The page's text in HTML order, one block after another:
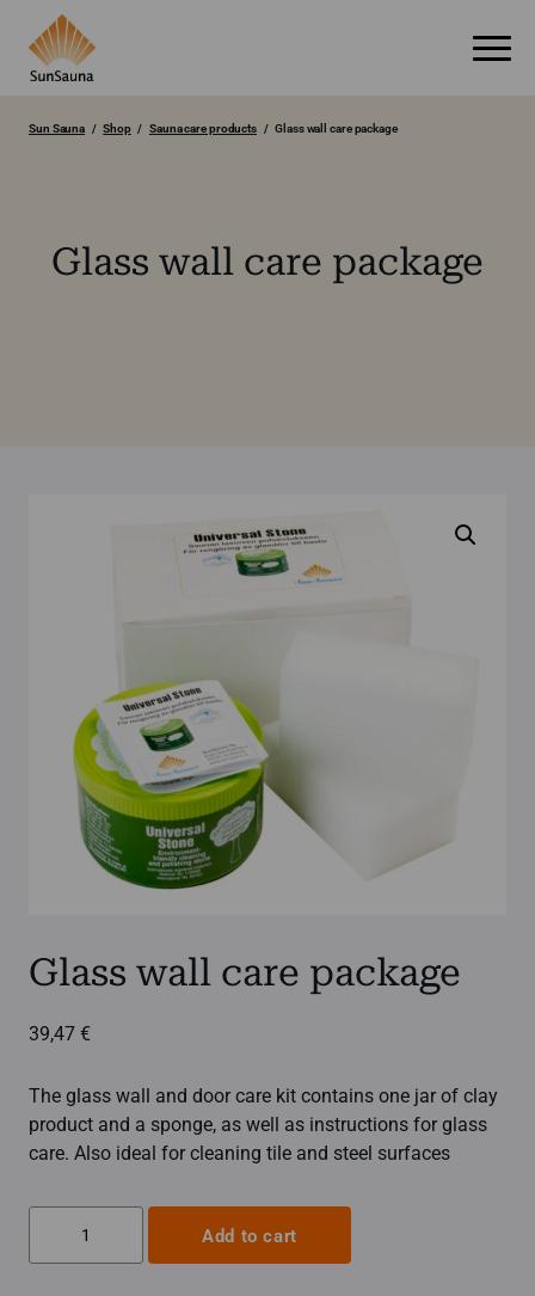
Glass wall care package
Sun Sauna Shop Sauna care products Glass wall care package
Glass wall care package
39,47 €
The glass wall and door care kit contains one jar of clay
product and a sponge, as well as instructions for glass
care. Also ideal for cleaning tile and steel surfaces
Add to cart